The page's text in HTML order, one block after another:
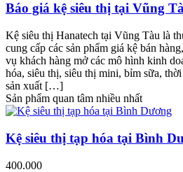
Báo giá kệ siêu thị tại Vũng
Kệ siêu thị Hanatech tại Vũng Tàu là
cung cấp các sản phẩm giá kệ bán
vụ khách hàng mở các mô hình kinh
hóa, siêu thị, siêu thị mini, bỉm sữa,
sản xuất […]
Sản phẩm quan tâm nhiều nhất
Kệ siêu thị tạp hóa tại Bình
400.000